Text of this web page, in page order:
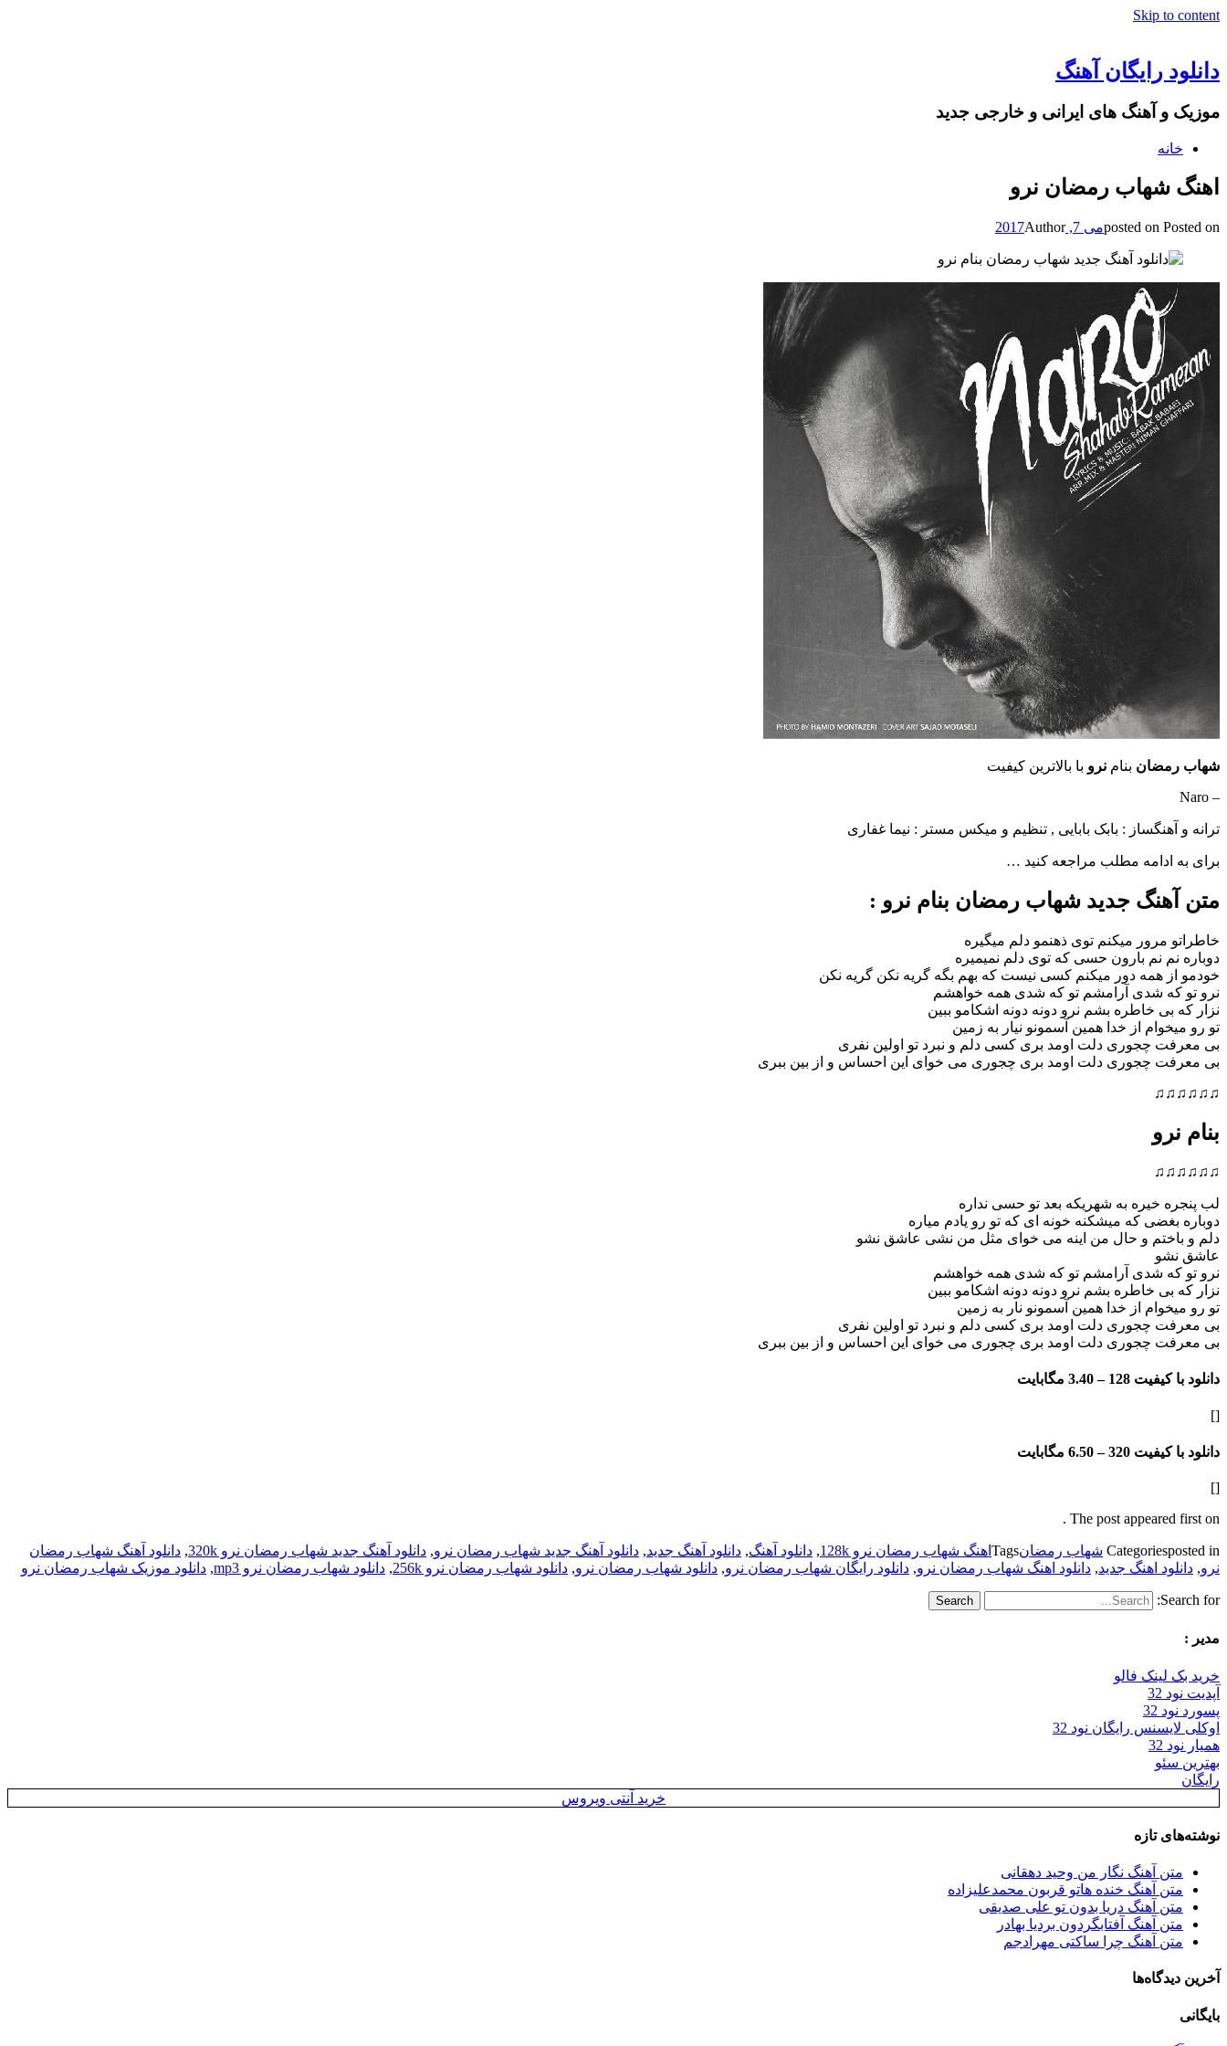
Skip to content
دانلود رایگان آهنگ
موزیک و آهنگ های ایرانی و خارجی جدید
خانه
اهنگ شهاب رمضان نرو
posted on Posted on می 7, 2017 Author
شهاب رمضان بنام نرو با بالاترین کیفیت
– Naro
ترانه و آهنگساز : بابک بابایی , تنظیم و میکس مستر : نیما غفاری
برای به ادامه مطلب مراجعه کنید …
متن آهنگ جدید شهاب رمضان بنام نرو :
خاطراتو مرور میکنم توی ذهنمو دلم میگیره
دوباره نم نم بارون حسی که توی دلم نمیمیره
خودمو از همه دور میکنم کسی نیست که بهم بگه گریه نکن گریه نکن
نرو تو که شدی آرامشم تو که شدی همه خواهشم
نزار که بی خاطره بشم نرو دونه دونه اشکامو ببین
تو رو میخوام از خدا همین آسمونو نیار به زمین
بی معرفت چجوری دلت اومد بری کسی دلم و نبرد تو اولین نفری
بی معرفت چجوری دلت اومد بری چجوری می خوای این احساس و از بین ببری
♫♫♫♫♫♫
بنام نرو
♫♫♫♫♫♫
لب پنجره خیره به شهریکه بعد تو حسی نداره
دوباره بغضی که میشکنه خونه ای که تو رو یادم میاره
دلم و باختم و حال من اینه می خوای مثل من نشی عاشق نشو
عاشق نشو
نرو تو که شدی آرامشم تو که شدی همه خواهشم
نزار که بی خاطره بشم نرو دونه دونه اشکامو ببین
تو رو میخوام از خدا همین آسمونو نار به زمین
بی معرفت چجوری دلت اومد بری کسی دلم و نبرد تو اولین نفری
بی معرفت چجوری دلت اومد بری چجوری می خوای این احساس و از بین ببری
دانلود با کیفیت 128 – 3.40 مگابایت
[]
دانلود با کیفیت 320 – 6.50 مگابایت
[]
The post appeared first on .
Categoriesposted in شهاب رمضانTags اهنگ شهاب رمضان نرو 128k , دانلود آهنگ, دانلود آهنگ جدید, دانلود آهنگ جدید شهاب رمضان نرو, دانلود آهنگ جدید شهاب رمضان نرو 320k , دانلود آهنگ شهاب رمضان
نرو, دانلود اهنگ جدید, دانلود اهنگ شهاب رمضان نرو, دانلود رایگان شهاب رمضان نرو, دانلود شهاب رمضان نرو, دانلود شهاب رمضان نرو 256k , دانلود شهاب رمضان نرو mp3 , دانلود موزیک شهاب رمضان نرو
Search for:
مدیر :
خرید بک لینک فالو
آپدیت نود 32
پسورد نود 32
اوکلی لایسنس رایگان نود 32
همیار نود 32
بهترین سئو
رایگان
خرید آنتی ویروس
نوشته‌های تازه
متن آهنگ نگار من وحید دهقانی
متن آهنگ خنده هاتو قربون محمدعلیزاده
متن آهنگ دریا بدون تو علی صدیقی
متن آهنگ آفتابگردون بردیا بهادر
متن آهنگ چرا ساکتی مهرادجم
آخرین دیدگاه‌ها
بایگانی